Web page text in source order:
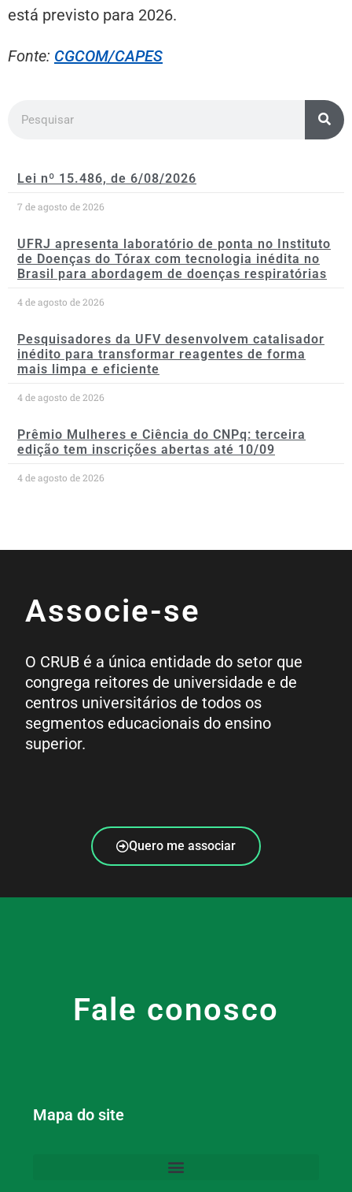
está previsto para 2026.
Fonte: CGCOM/CAPES
Lei nº 15.486, de 6/08/2026
7 de agosto de 2026
UFRJ apresenta laboratório de ponta no Instituto
de Doenças do Tórax com tecnologia inédita no
Brasil para abordagem de doenças respiratórias
4 de agosto de 2026
Pesquisadores da UFV desenvolvem catalisador
inédito para transformar reagentes de forma
mais limpa e eficiente
4 de agosto de 2026
Prêmio Mulheres e Ciência do CNPq: terceira
edição tem inscrições abertas até 10/09
4 de agosto de 2026
Associe-se
O CRUB é a única entidade do setor que
congrega reitores de universidade e de
centros universitários de todos os
segmentos educacionais do ensino
superior.
Quero me associar
Fale conosco
Mapa do site